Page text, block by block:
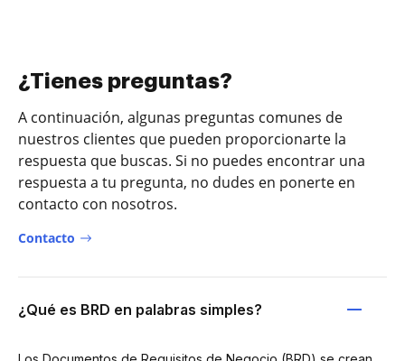
¿Tienes preguntas?
A continuación, algunas preguntas comunes de
nuestros clientes que pueden proporcionarte la
respuesta que buscas. Si no puedes encontrar una
respuesta a tu pregunta, no dudes en ponerte en
contacto con nosotros.
Contacto
¿Qué es BRD en palabras simples?